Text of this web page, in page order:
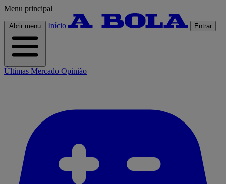
Menu principal
Abrir menu Início Entrar
Últimas Mercado Opinião